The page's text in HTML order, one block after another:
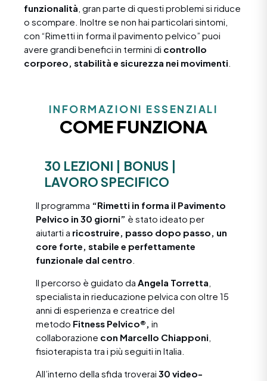
funzionalità , gran parte di questi problemi si riduce
o scompare. Inoltre se non hai particolari sintomi,
con “Rimetti in forma il pavimento pelvico” puoi
avere grandi benefici in termini di controllo
corporeo, stabilità e sicurezza nei movimenti
INFORMAZIONI ESSENZIALI
COME FUNZIONA
30 LEZIONI | BONUS |
LAVORO SPECIFICO
Il programma “Rimetti in forma il Pavimento
Pelvico in 30 giorni” è stato ideato per
aiutarti a ricostruire, passo dopo passo, un
core forte, stabile e perfettamente
funzionale dal centro
Il percorso è guidato da Angela Torretta
specialista in rieducazione pelvica con oltre 15
anni di esperienza e creatrice del
metodo Fitness Pelvico®, in
collaborazione con Marcello Chiapponi
fisioterapista tra i più seguiti in Italia.
All’interno della sfida troverai 30 video-